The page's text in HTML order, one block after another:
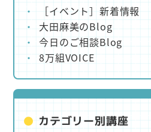
［イベント］新着情報
大田麻美のBlog
今日のご相談Blog
8万組VOICE
カテゴリー別講座